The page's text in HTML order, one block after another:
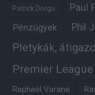
Patrick Dorgu Paul
Pénzügyek Phil
Pletykák,
Premier League
Raphaël Varane